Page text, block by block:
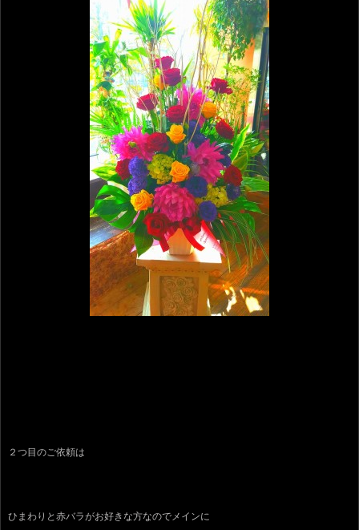
２つ目のご依頼は
ひまわりと赤バラがお好きな方なのでメインに